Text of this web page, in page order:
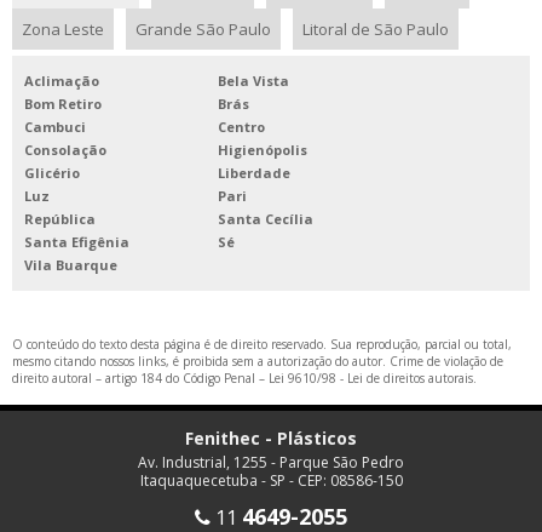
Zona Leste
Grande São Paulo Litoral de São Paulo
Aclimação
Bela Vista
Bom Retiro
Brás
Cambuci
Centro
Consolação
Higienópolis
Glicério
Liberdade
Luz
Pari
República
Santa Cecília
Santa Efigênia
Sé
Vila Buarque
O conteúdo do texto desta página é de direito reservado. Sua reprodução, parcial ou total,
mesmo citando nossos links, é proibida sem a autorização do autor. Crime de violação de
direito autoral – artigo 184 do Código Penal – Lei 9610/98 - Lei de direitos autorais.
Fenithec - Plásticos
Av. Industrial, 1255 - Parque São Pedro
Itaquaquecetuba - SP - CEP: 08586-150
11 4649-2055